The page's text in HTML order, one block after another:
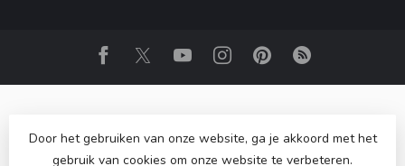
Door het gebruiken van onze website, ga je akkoord met het
gebruik van cookies om onze website te verbeteren.